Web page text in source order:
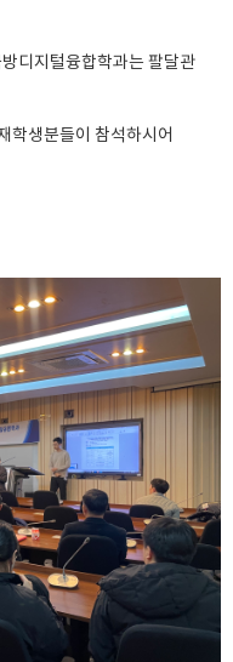
디지털융합학과는 팔달관
학생분들이 참석하시어